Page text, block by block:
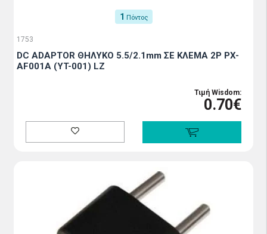
1 Πόντος
1753
DC ADAPTOR ΘΗΛΥΚΟ 5.5/2.1mm ΣΕ ΚΛΕΜΑ 2P PX-
AF001A (YT-001) LZ
Τιμή Wisdom:
0.70€